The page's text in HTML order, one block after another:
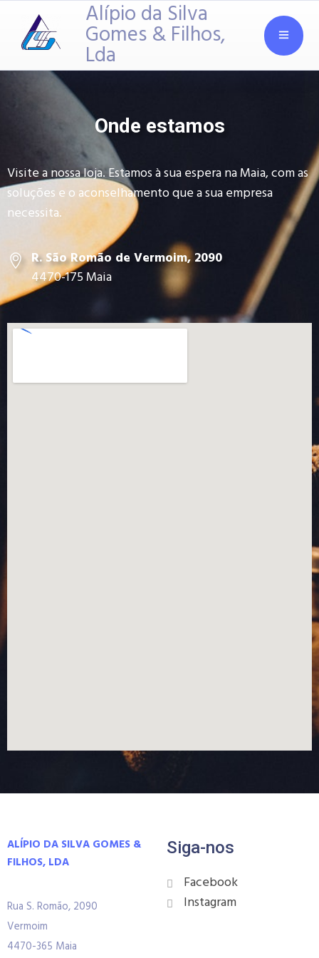
Alípio da Silva
Gomes & Filhos,
Lda
Onde estamos
Visite a nossa loja. Estamos à sua espera na Maia, com as
soluções e o aconselhamento que a sua empresa
necessita.
R. São Romão de Vermoim, 2090
4470-175 Maia
ALÍPIO DA SILVA GOMES &
FILHOS, LDA
Rua S. Romão, 2090
Vermoim
4470-365 Maia
Siga-nos
Facebook
Instagram